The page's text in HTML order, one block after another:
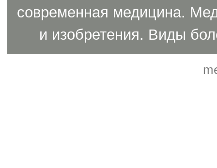
современная медицина.
и изобретения. Виды